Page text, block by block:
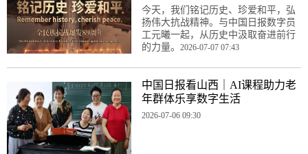
今天，我们铭记历史、珍爱和平，弘
扬伟大抗战精神。与中国日报数字员
工元曦一起，从历史中汲取奋进前行
的力量。 2026-07-07 07:43
中国日报看山西｜AI课程助力老
年群体乐享数字生活
2026-07-06 09:30